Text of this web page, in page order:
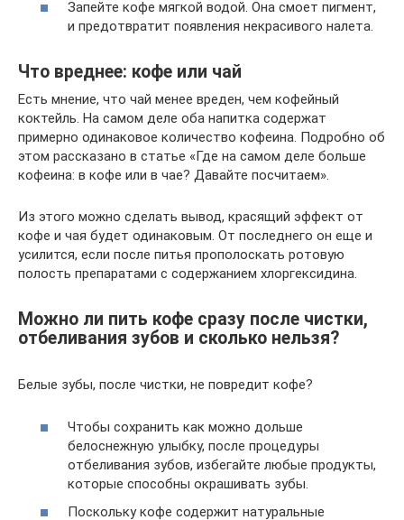
Запейте кофе мягкой водой. Она смоет пигмент,
и предотвратит появления некрасивого налета.
Что вреднее: кофе или чай
Есть мнение, что чай менее вреден, чем кофейный
коктейль. На самом деле оба напитка содержат
примерно одинаковое количество кофеина. Подробно об
этом рассказано в статье «Где на самом деле больше
кофеина: в кофе или в чае? Давайте посчитаем».
Из этого можно сделать вывод, красящий эффект от
кофе и чая будет одинаковым. От последнего он еще и
усилится, если после питья прополоскать ротовую
полость препаратами с содержанием хлоргексидина.
Можно ли пить кофе сразу после чистки,
отбеливания зубов и сколько нельзя?
Белые зубы, после чистки, не повредит кофе?
Чтобы сохранить как можно дольше
белоснежную улыбку, после процедуры
отбеливания зубов, избегайте любые продукты,
которые способны окрашивать зубы.
Поскольку кофе содержит натуральные